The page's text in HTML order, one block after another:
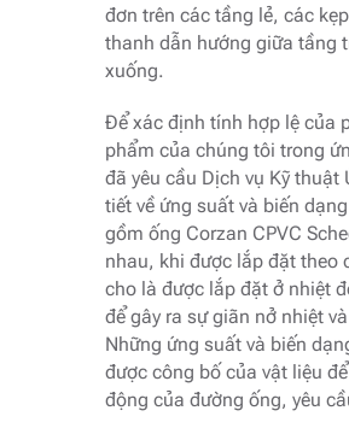
đơn trên các tầng lẻ, các
thanh dẫn hướng giữa tầng
xuống.
Để xác định tính hợp lệ của
phẩm của chúng tôi trong
đã yêu cầu Dịch vụ Kỹ
tiết về ứng suất và biến
gồm ống Corzan CPVC
nhau, khi được lắp đặt theo
cho là được lắp đặt ở nhiệt
để gây ra sự giãn nở nhiệt
Những ứng suất và biến
được công bố của vật liệu
động của đường ống, yêu